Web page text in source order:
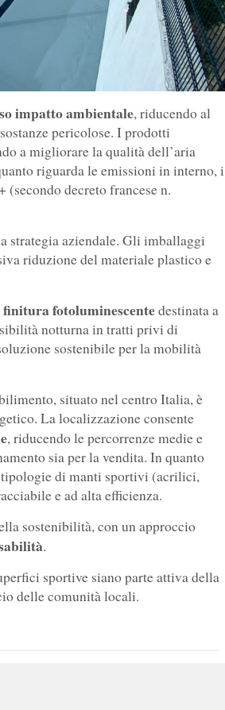
impatto ambientale, riducendo al
pericolose. I prodotti
a migliorare la qualità dell’aria
riguarda le emissioni in interno, i
decreto francese n.
strategia aziendale. Gli imballaggi
riduzione del materiale plastico e
finiturafotoluminescentedestinata a
notturna in tratti privi di
sostenibile per la mobilità
situato nel centro Italia, è
La localizzazione consente
, riducendo le percorrenze medie e
sia per la vendita. In quanto
di manti sportivi (acrilici,
e ad alta efficienza.
sostenibilità, con un approccio
.
sportive siano parte attiva della
delle comunità locali.